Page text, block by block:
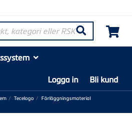
eller RSK-nummer
Søk
Logga in
Bli kund
Tecelogo
Förläggningsmaterial